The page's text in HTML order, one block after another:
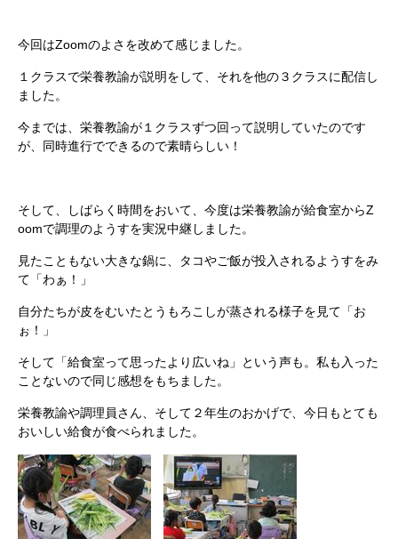
今回はZoomのよさを改めて感じました。
１クラスで栄養教諭が説明をして、それを他の３クラスに配信し
ました。
今までは、栄養教諭が１クラスずつ回って説明していたのです
が、同時進行でできるので素晴らしい！
そして、しばらく時間をおいて、今度は栄養教諭が給食室からZ
oomで調理のようすを実況中継しました。
見たこともない大きな鍋に、タコやご飯が投入されるようすをみ
て「わぁ！」
自分たちが皮をむいたとうもろこしが蒸される様子を見て「お
ぉ！」
そして「給食室って思ったより広いね」という声も。私も入った
ことないので同じ感想をもちました。
栄養教諭や調理員さん、そして２年生のおかげで、今日もとても
おいしい給食が食べられました。